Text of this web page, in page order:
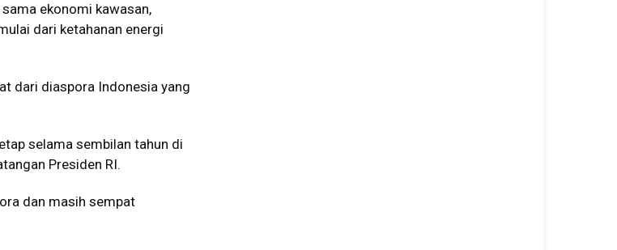
ekonomi kawasan,
dari ketahanan energi
dari diaspora Indonesia yang
selama sembilan tahun di
Presiden RI.
dan masih sempat